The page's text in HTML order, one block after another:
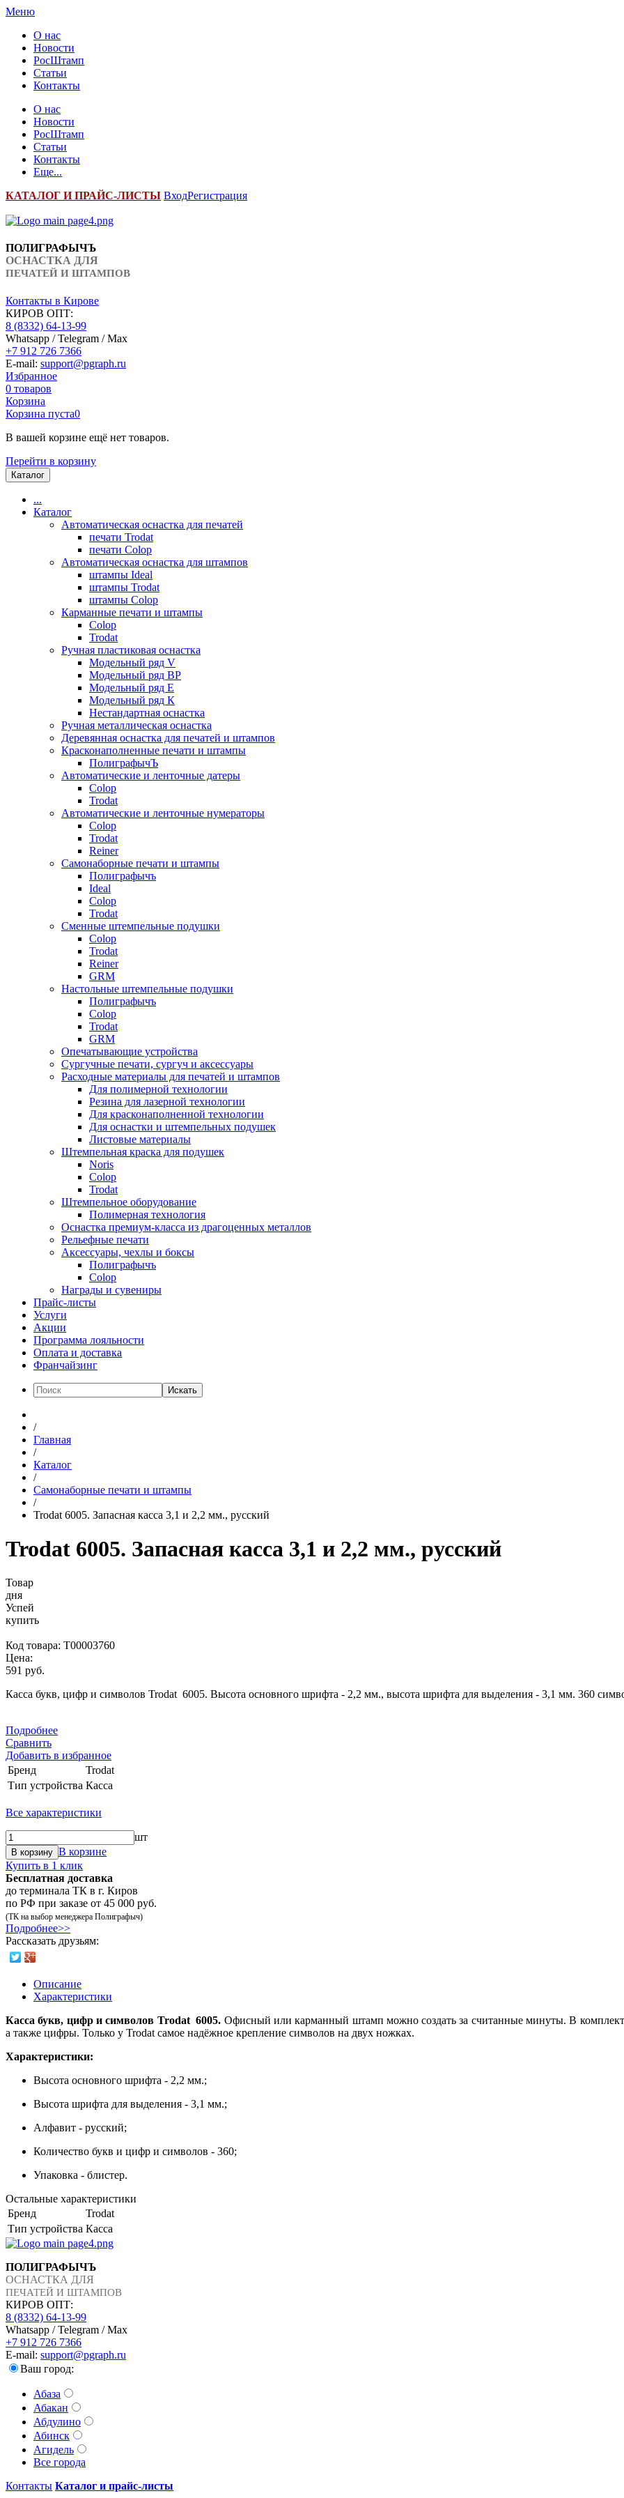
Меню
О нас
Новости
РосШтамп
Статьи
Контакты
О нас
Новости
РосШтамп
Статьи
Контакты
Еще...
КАТАЛОГ И ПРАЙС-ЛИСТЫ ВходРегистрация
ПОЛИГРАФЫЧЪ
ОСНАСТКА ДЛЯ
ПЕЧАТЕЙ И ШТАМПОВ
Контакты в Кирове
КИРОВ ОПТ:
8 (8332) 64-13-99
Whatsapp / Telegram / Max
+7 912 726 7366
E-mail: support@pgraph.ru
Избранное
0 товаров
Корзина
Корзина пуста0
В вашей корзине ещё нет товаров.
Перейти в корзину
Каталог
...
Каталог
Автоматическая оснастка для печатей
печати Trodat
печати Colop
Автоматическая оснастка для штампов
штампы Ideal
штампы Trodat
штампы Colop
Карманные печати и штампы
Colop
Trodat
Ручная пластиковая оснастка
Модельный ряд V
Модельный ряд ВР
Модельный ряд Е
Модельный ряд К
Нестандартная оснастка
Ручная металлическая оснастка
Деревянная оснастка для печатей и штампов
Красконаполненные печати и штампы
ПолиграфычЪ
Автоматические и ленточные датеры
Colop
Trodat
Автоматические и ленточные нумераторы
Colop
Trodat
Reiner
Самонаборные печати и штампы
Полиграфычъ
Ideal
Colop
Trodat
Сменные штемпельные подушки
Colop
Trodat
Reiner
GRM
Настольные штемпельные подушки
Полиграфычъ
Colop
Trodat
GRM
Опечатывающие устройства
Сургучные печати, сургуч и аксессуары
Расходные материалы для печатей и штампов
Для полимерной технологии
Резина для лазерной технологии
Для красконаполненной технологии
Для оснастки и штемпельных подушек
Листовые материалы
Штемпельная краска для подушек
Noris
Colop
Trodat
Штемпельное оборудование
Полимерная технология
Оснастка премиум-класса из драгоценных металлов
Рельефные печати
Аксессуары, чехлы и боксы
Полиграфычъ
Colop
Награды и сувениры
Прайс-листы
Услуги
Акции
Программа лояльности
Оплата и доставка
Франчайзинг
Искать
/
Главная
/
Каталог
/
Самонаборные печати и штампы
/
Trodat 6005. Запасная касса 3,1 и 2,2 мм., русский
Trodat 6005. Запасная касса 3,1 и 2,2 мм., русский
Товар
дня
Успей
купить
Код товара: Т00003760
Цена:
591 руб.
Касса букв, цифр и символов Trodat 6005. Высота основного шрифта - 2,2 мм., высота шрифта для выделения - 3,1 мм. 360
Подробнее
Сравнить
Добавить в избранное
Бренд
Trodat
Тип устройства Касса
Все характеристики
шт
В корзину В корзине
Купить в 1 клик
Бесплатная доставка
до терминала ТК в г. Киров
по РФ при заказе от 45 000 руб.
(ТК на выбор менеджера Полиграфыч)
Подробнее>>
Рассказать друзьям:
Описание
Характеристики
Касса букв, цифр и символов Trodat 6005. Офисный или карманный штамп можно создать за считанные минуты. В
а также цифры. Только у Trodat самое надёжное крепление символов на двух ножках.
Характеристики:
Высота основного шрифта - 2,2 мм.;
Высота шрифта для выделения - 3,1 мм.;
Алфавит - русский;
Количество букв и цифр и символов - 360;
Упаковка - блистер.
Остальные характеристики
Бренд
Trodat
Тип устройства Касса
ПОЛИГРАФЫЧЪ
ОСНАСТКА ДЛЯ
ПЕЧАТЕЙ И ШТАМПОВ
КИРОВ ОПТ:
8 (8332) 64-13-99
Whatsapp / Telegram / Max
+7 912 726 7366
E-mail: support@pgraph.ru
Ваш город:
Абаза
Абакан
Абдулино
Абинск
Агидель
Все города
Контакты Каталог и прайс-листы